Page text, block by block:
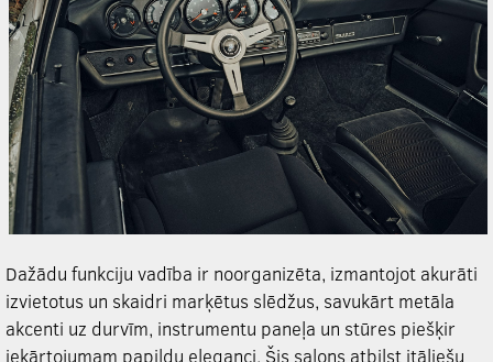
Dažādu funkciju vadība ir noorganizēta, izmantojot akurāti
izvietotus un skaidri marķētus slēdžus, savukārt metāla
akcenti uz durvīm, instrumentu paneļa un stūres piešķir
iekārtojumam papildu eleganci. Šis salons atbilst itāliešu